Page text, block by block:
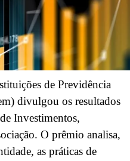
de Previdência
divulgou os resultados
Investimentos,
O prêmio analisa,
as práticas de